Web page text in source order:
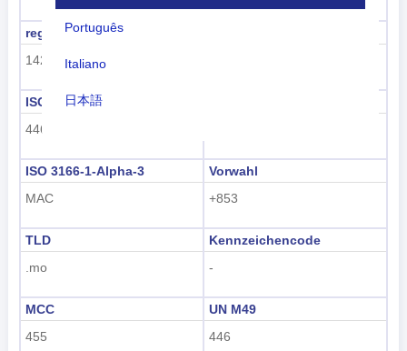
Português
Italiano
日本語
tiếng Việt
regioncode
142
ISO 3166-1 numerisch
446
ISO 3166-1-Alpha-3
MAC
Vorwahl
+853
TLD
.mo
Kennzeichencode
-
MCC
455
UN M49
446